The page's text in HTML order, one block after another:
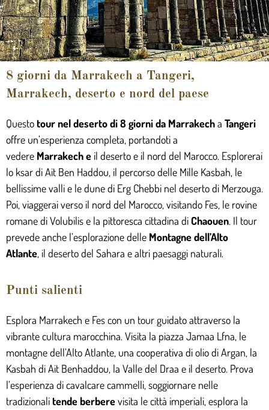
8 giorni da Marrakech a Tangeri,
Marrakech, deserto e nord del paese
Questotour nel deserto di 8 giorni da Marrakecha Tangeri
offre un’esperienza completa, portandoti a
vedere Marrakeche il deserto e il nord del Marocco. Esplorerai
lo ksar di Ait Ben Haddou, il percorso delle Mille Kasbah, le
bellissime valli e le dune di Erg Chebbi nel deserto di Merzouga.
Poi, viaggerai verso il nord del Marocco, visitando Fes, le rovine
romane di Volubilis e la pittoresca cittadina di Chaouen. Il tour
prevede anche l’esplorazione delle Montagne dell’Alto
Atlante, il deserto del Sahara e altri paesaggi naturali.
Punti salienti
Esplora Marrakech e Fes con un tour guidato attraverso la
vibrante cultura marocchina. Visita la piazza Jamaa Lfna, le
montagne dell’Alto Atlante, una cooperativa di olio di Argan, la
Kasbah di Ait Benhaddou, la Valle del Draa e il deserto. Prova
l’esperienza di cavalcare cammelli, soggiornare nelle
tradizionalitende berberevisita le città imperiali, esplora la